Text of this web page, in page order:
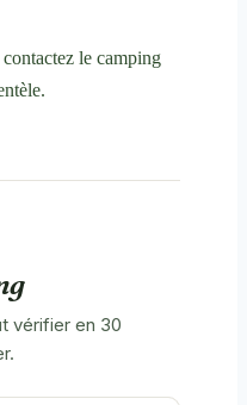
le camping
vérifier en 30